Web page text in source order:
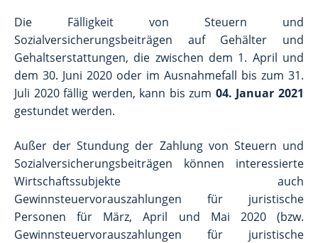
Die Fälligkeit von Steuern und
Sozialversicherungsbeiträgen auf Gehälter und
Gehaltserstattungen, die zwischen dem 1. April und
dem 30. Juni 2020 oder im Ausnahmefall bis zum 31.
Juli 2020 fällig werden, kann bis zum 04. Januar 2021
gestundet werden.
Außer der Stundung der Zahlung von Steuern und
Sozialversicherungsbeiträgen können interessierte
Wirtschaftssubjekte auch
Gewinnsteuervorauszahlungen für juristische
Personen für März, April und Mai 2020 (bzw.
Gewinnsteuervorauszahlungen für juristische